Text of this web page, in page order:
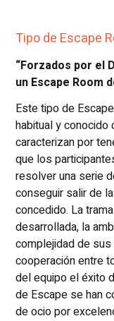
Tipo de Escape
“Forzados por el
un Escape Room
Este tipo de
habitual y
caracterizan por
que los
resolver una serie
conseguir salir de
concedido. La
desarrollada, la
complejidad de sus
cooperación entre
del equipo el éxito
de Escape se han
de ocio por